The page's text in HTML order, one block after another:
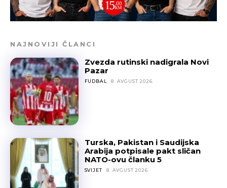
NAJNOVIJI ČLANCI
Zvezda rutinski nadigrala Novi
Pazar
FUDBAL 8. AVGUST 2026.
Turska, Pakistan i Saudijska
Arabija potpisale pakt sličan
NATO-ovu članku 5
SVIJET 8. AVGUST 2026.